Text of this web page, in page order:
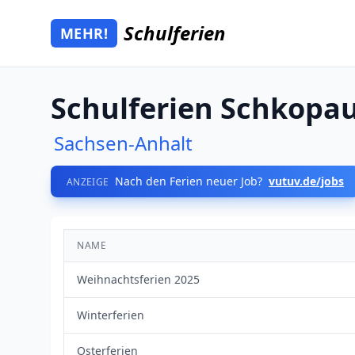
Zum Hauptinhalt springen
Mehr Schulferien
MEHR! Schulferien
Schulferien
Sachsen-Anhalt
ANZEIGE Nach den Ferien neuer Job? vutuv.de/jobs
NAME
Weihnachtsferien 2025
Winterferien
Osterferien